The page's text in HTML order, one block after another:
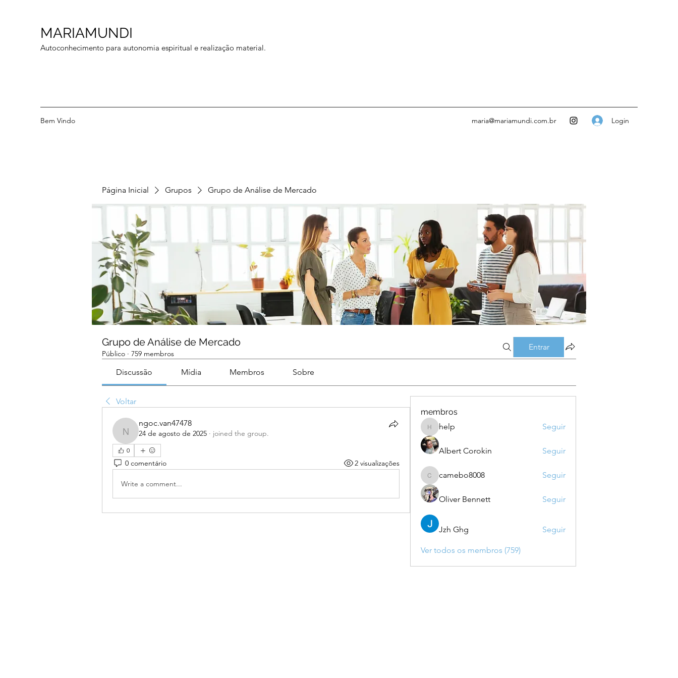
MARIAMUNDI
Autoconhecimento para autonomia espiritual e realização material.
Bem Vindo maria@mariamundi.com.br Login
Página Inicial Grupos Grupo de Análise de Mercado
Grupo de Análise de Mercado
Público · 759 membros
Entrar
Discussão Mídia Membros Sobre
Voltar
ngoc.van47478
ngoc.van47478
24 de agosto de 2025 · joined the group.
0
0 comentário 2 visualizações
Write a comment...
membros
help
help Seguir
Albert Corokin Seguir
camebo8008
camebo8008 Seguir
Oliver Bennett Seguir
Jzh Ghg Seguir
Ver todos os membros (759)